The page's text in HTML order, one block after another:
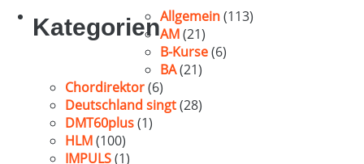
KategorienAllgemein(113)
AM(21)
B-Kurse(6)
BA(21)
Chordirektor(6)
Deutschland singt(28)
DMT60plus(1)
HLM(100)
IMPULS(1)